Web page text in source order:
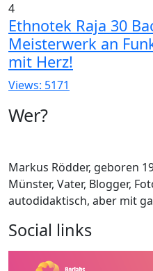
4
Ethnotek Raja 30
Meisterwerk an
mit Herz!
Views: 5171
Wer?
Markus Rödder, geboren
Münster, Vater, Blogger,
autodidaktisch, aber mit
Social links